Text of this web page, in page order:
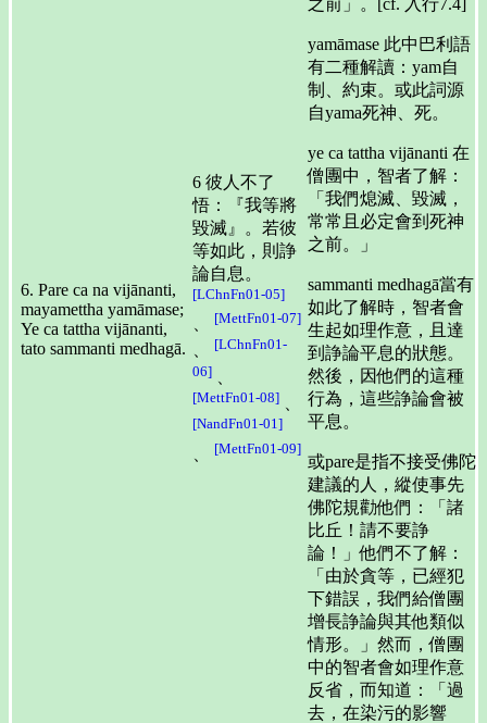
6. Pare ca na vijānanti,
mayamettha yamāmase;
Ye ca tattha vijānanti,
tato sammanti medhagā.
6 彼人不了
悟：『我等將
毀滅』。若彼
等如此，則諍
論自息。
[LChnFn01-05]
、 [MettFn01-07]
、
[LChnFn01-
06]
[MettFn01-08] 、
[NandFn01-01]
[MettFn01-09]
yamāmase 此中巴利語
有二種解讀：yam自
制、約束。或此詞源
自yama死神、死。
ye ca tattha vijānanti 在
僧團中，智者了解：
「我們熄滅、毀滅，
常常且必定會到死神
之前。」
sammanti medhagā當有
如此了解時，智者會
生起如理作意，且達
到諍論平息的狀態。
然後，因他們的這種
行為，這些諍論會被
平息。
或pare是指不接受佛陀
建議的人，縱使事先
佛陀規勸他們：「諸
比丘！請不要諍
論！」他們不了解：
「由於貪等，已經犯
下錯誤，我們給僧團
增長諍論與其他類似
情形。」然而，僧團
中的智者會如理作意
反省，而知道：「過
去，在染污的影響